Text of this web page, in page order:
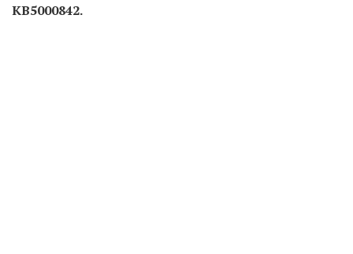
KB5000842.